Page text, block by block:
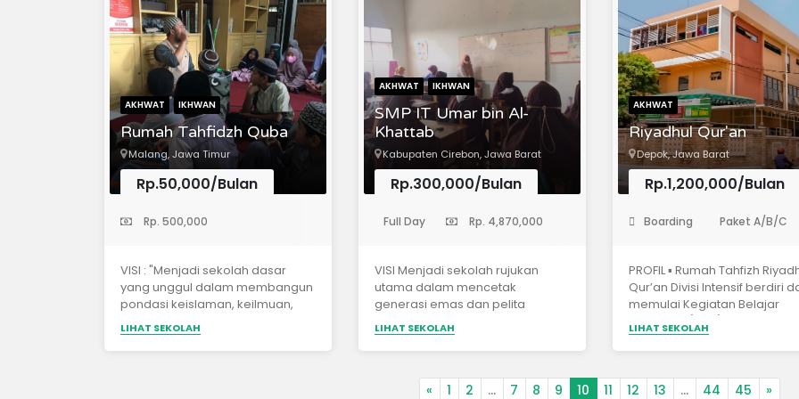
dan Siswa Berprestasi
AKHWAT IKHWAN
Rumah Tahfidzh Quba
Malang, Jawa Timur
Rp.50,000/Bulan
Rp. 500,000
VISI : "Menjadi sekolah dasar
yang unggul dalam membangun
pondasi keislaman, keilmuan,
dan karakter anak."MISI :1.
Mengokohkan aqidah dan
ibadah santri sesuai tuntunan
LIHAT SEKOLAH
AKHWAT IKHWAN
SMP IT Umar bin Al-
Khattab
Kabupaten Cirebon, Jawa Barat
Rp.300,000/Bulan
Full Day Rp. 4,870,000
VISI Menjadi sekolah rujukan
utama dalam mencetak
generasi emas dan pelita
masyarakat menuju masyarakat
gemilang. ▪️ Kurikulum Merdeka ▪️
Akreditasi B ▪️ Program Full Day
Biaya Terjangkau
LIHAT SEKOLAH
AKHWAT
Riyadhul Qur'an
Depok, Jawa Barat
Rp.1,200,000/Bulan
Boarding Paket A/B/C
PROFIL ▪ Rumah Tahfizh
Qur’an Divisi Intensif berdiri
memulai Kegiatan Belajar
Mengajar (KBM) pada tanggal
Juli 2017 yang dikhususkan
santriwati Akhwat lulusan SD
sederajat. ▪ Rumah Tahfizh
LIHAT SEKOLAH
« 1 2 ... 7 8 9 10 11 12 13 ... 44 45 »